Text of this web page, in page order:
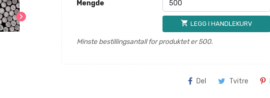
chevron_right
Mengde
shopping_cart LEGG I HANDLEKURV
Minste bestillingsantall for produktet er 500.
Del Tvitre